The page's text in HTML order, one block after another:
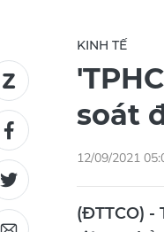
KINH TẾ
soát
12/09/2021
(ĐTTCO)